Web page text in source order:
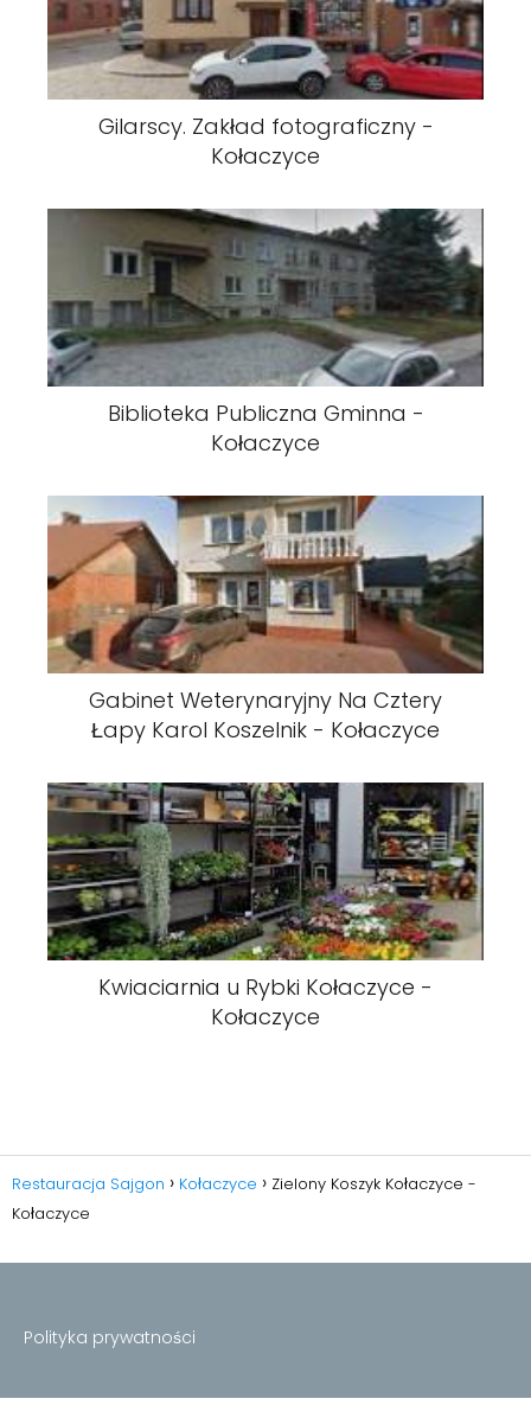
Gilarscy. Zakład fotograficzny -
Kołaczyce
Biblioteka Publiczna Gminna -
Kołaczyce
Gabinet Weterynaryjny Na Cztery
Łapy Karol Koszelnik - Kołaczyce
Kwiaciarnia u Rybki Kołaczyce -
Kołaczyce
Restauracja Sajgon Kołaczyce
Zielony Koszyk Kołaczyce -
Kołaczyce
Polityka prywatności